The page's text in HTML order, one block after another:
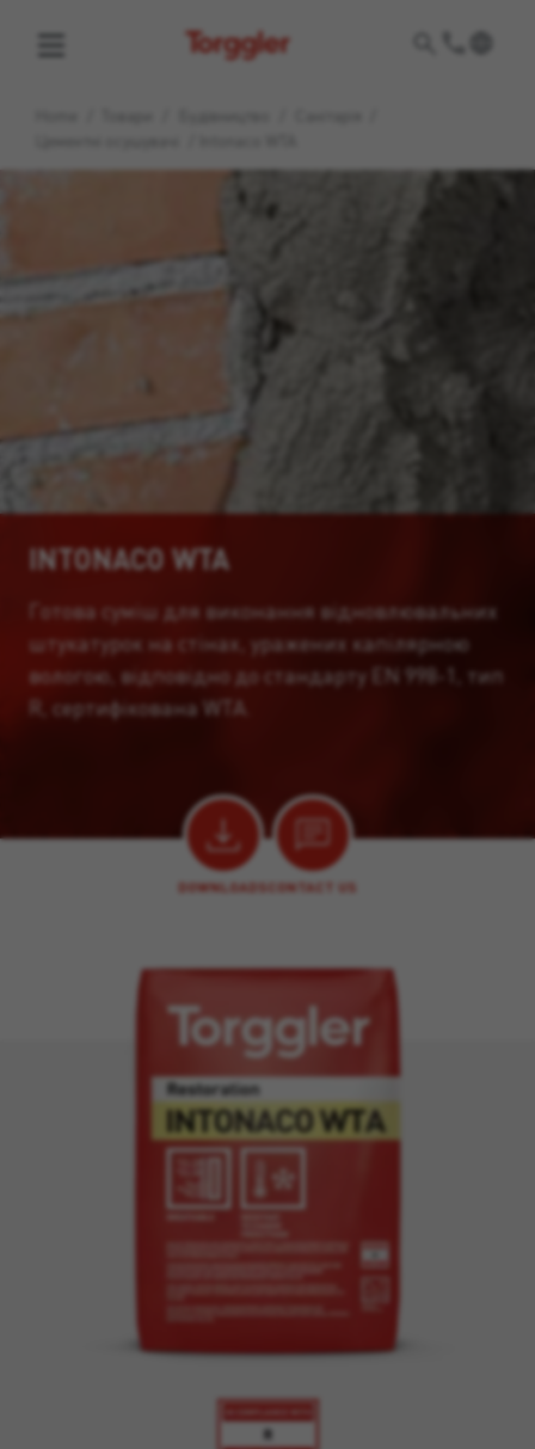
Torggler
INTONACO WTA
Готова суміш для виконання відновлювальних
штукатурок на стінах, уражених капілярною
вологою, відповідно до стандарту EN 998-1, тип
R, сертифікована WTA.
DOWNLOADSCONTACT US